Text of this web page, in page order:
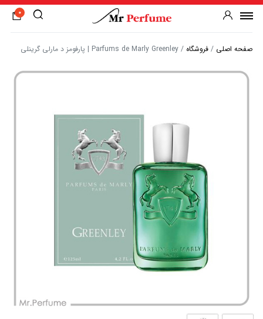
0
صفحه اصلی / فروشگاه / Parfums de Marly Greenley | پارفومز د مارلی گرینلی